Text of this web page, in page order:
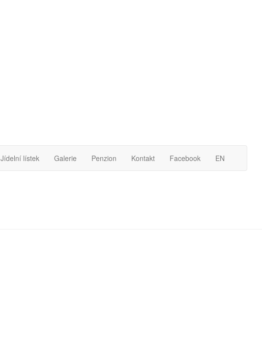
Jídelní lístek Galerie Penzion Kontakt Facebook EN